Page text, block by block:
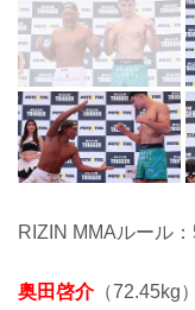
RIZIN MMAルール
奥田啓介（72.45kg